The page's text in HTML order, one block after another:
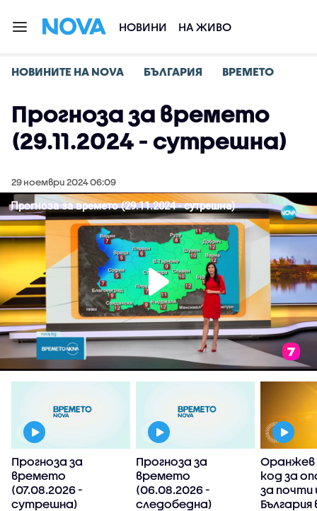
НОВИНИ НА ЖИВО
НОВИНИТЕ НА NOVA БЪЛГАРИЯ ВРЕМЕТО
Прогноза за времето
(29.11.2024 - сутрешна)
29 ноември 2024 06:09
Прогноза за
времето
(07.08.2026 -
сутрешна)
Прогноза за
времето
(06.08.2026 -
следобедна)
Оранжев
код за
за почти
България